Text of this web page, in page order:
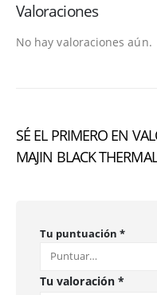
Valoraciones
No hay valoraciones aún.
SÉ EL PRIMERO EN
MAJIN BLACK THERMAL
Tu puntuación *
Tu valoración *